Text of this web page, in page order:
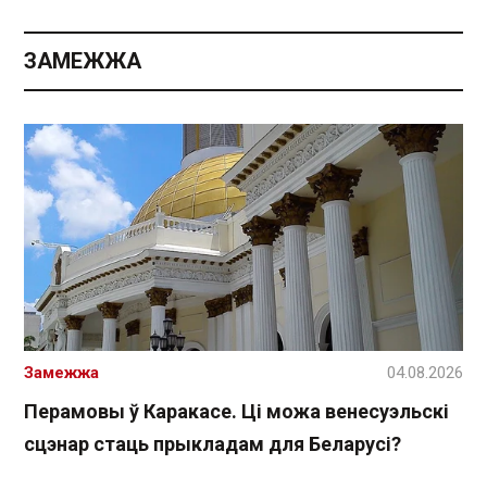
ЗАМЕЖЖА
Перамовы ў Каракасе. Ці можа венесуэльскі
сцэнар стаць прыкладам для Беларусі?
Замежжа 04.08.2026